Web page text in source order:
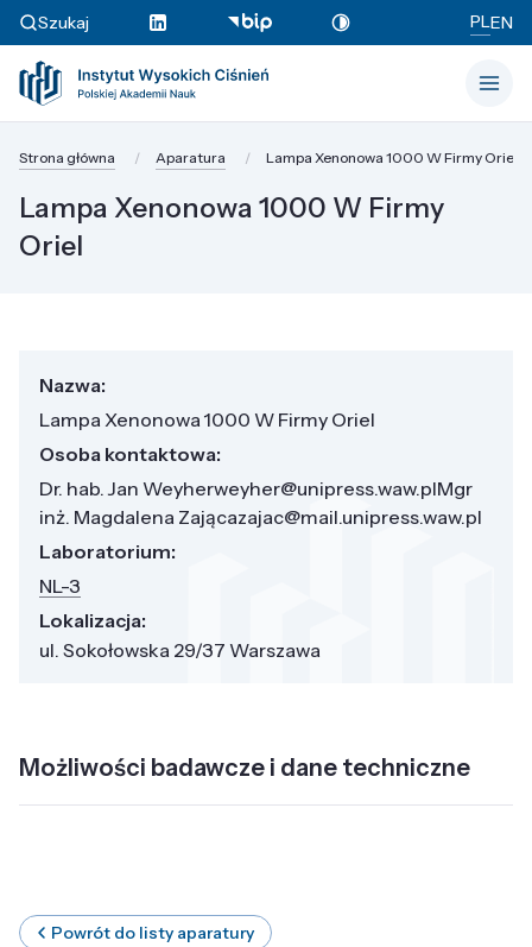
Szukaj PLEN
Strona główna Aparatura Lampa Xenonowa 1000 W Firmy Oriel
Lampa Xenonowa 1000 W Firmy
Oriel
Nazwa:
Lampa Xenonowa 1000 W Firmy Oriel
Osoba kontaktowa:
Dr. hab. Jan Weyherweyher@unipress.waw.plMgr
inż. Magdalena Zającazajac@mail.unipress.waw.pl
Laboratorium:
NL-3
Lokalizacja:
ul. Sokołowska 29/37 Warszawa
Możliwości badawcze i dane techniczne
Powrót do listy aparatury